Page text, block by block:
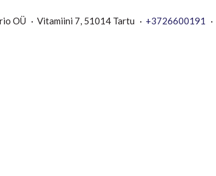
OÜ Vitamiini 7, 51014 Tartu +3726600191